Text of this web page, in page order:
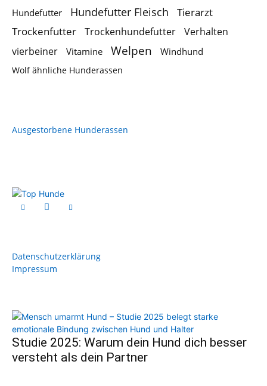
Hundefutter Hundefutter Fleisch
Tierarzt
Trockenfutter
Trockenhundefutter
Verhalten
vierbeiner
Vitamine Welpen Windhund
Wolf ähnliche Hunderassen
Ausgestorbene Hunderassen
Datenschutzerklärung
Impressum
Studie 2025: Warum dein Hund dich besser
versteht als dein Partner